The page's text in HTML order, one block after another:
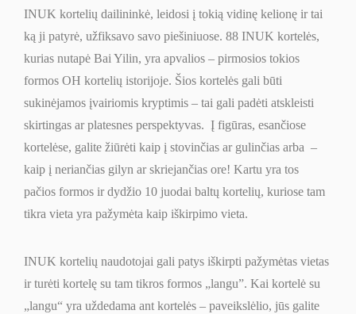
INUK kortelių dailininkė, leidosi į tokią vidinę kelionę ir tai
ką ji patyrė, užfiksavo savo piešiniuose. 88 INUK kortelės,
kurias nutapė Bai Yilin, yra apvalios – pirmosios tokios
formos OH kortelių istorijoje. Šios kortelės gali būti
sukinėjamos įvairiomis kryptimis – tai gali padėti atskleisti
skirtingas ar platesnes perspektyvas. Į figūras, esančiose
kortelėse, galite žiūrėti kaip į stovinčias ar gulinčias arba –
kaip į neriančias gilyn ar skriejančias ore! Kartu yra tos
pačios formos ir dydžio 10 juodai baltų kortelių, kuriose tam
tikra vieta yra pažymėta kaip iškirpimo vieta.
INUK kortelių naudotojai gali patys iškirpti pažymėtas vietas
ir turėti kortelę su tam tikros formos „langu”. Kai kortelė su
„langu“ yra uždedama ant kortelės – paveikslėlio, jūs galite